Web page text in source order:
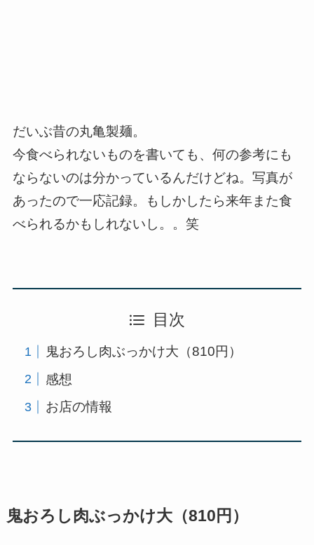
だいぶ昔の丸亀製麺。
今食べられないものを書いても、何の参考にも
ならないのは分かっているんだけどね。写真が
あったので一応記録。もしかしたら来年また食
べられるかもしれないし。。笑
目次
鬼おろし肉ぶっかけ大（810円）
感想
お店の情報
鬼おろし肉ぶっかけ大（810円）